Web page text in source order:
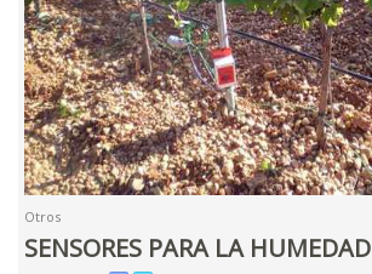
Otros
SENSORES PARA LA